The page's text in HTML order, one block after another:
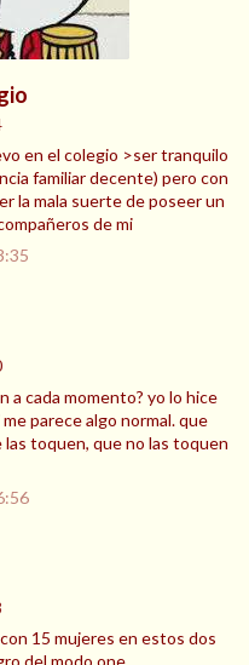
en el colegio >ser tranquilo
familiar decente) pero con
la mala suerte de poseer un
de mi
a cada momento? yo lo hice
parece algo normal. que
las toquen, que no las toquen
15 mujeres en estos dos